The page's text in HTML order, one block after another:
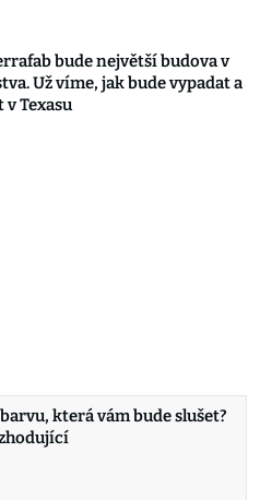
bude největší budova v
Už víme, jak bude vypadat a
v Texasu
která vám bude slušet?